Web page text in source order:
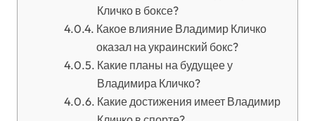
Кличко в боксе?
Какое влияние Владимир Кличко
оказал на украинский бокс?
Какие планы на будущее у
Владимира Кличко?
Какие достижения имеет Владимир